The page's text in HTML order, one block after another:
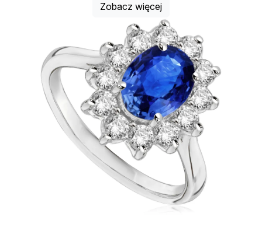
Zobacz więcej